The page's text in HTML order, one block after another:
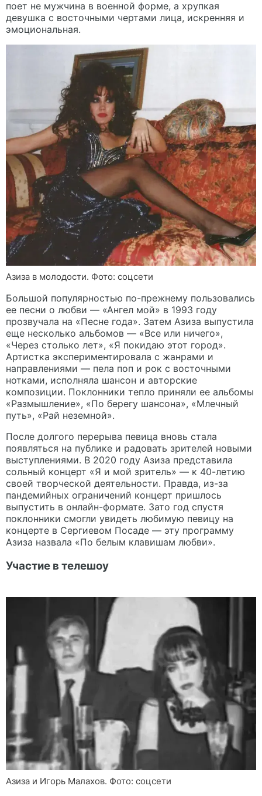
поет не мужчина в военной форме, а хрупкая
девушка с восточными чертами лица, искренняя и
эмоциональная.
Азиза в молодости. Фото: соцсети
Большой популярностью по-прежнему пользовались
ее песни о любви — «Ангел мой» в 1993 году
прозвучала на «Песне года». Затем Азиза выпустила
еще несколько альбомов — «Все или ничего»,
«Через столько лет», «Я покидаю этот город».
Артистка экспериментировала с жанрами и
направлениями — пела поп и рок с восточными
нотками, исполняла шансон и авторские
композиции. Поклонники тепло приняли ее альбомы
«Размышление», «По берегу шансона», «Млечный
путь», «Рай неземной».
После долгого перерыва певица вновь стала
появляться на публике и радовать зрителей новыми
выступлениями. В 2020 году Азиза представила
сольный концерт «Я и мой зритель» — к 40-летию
своей творческой деятельности. Правда, из-за
пандемийных ограничений концерт пришлось
выпустить в онлайн-формате. Зато год спустя
поклонники смогли увидеть любимую певицу на
концерте в Сергиевом Посаде — эту программу
Азиза назвала «По белым клавишам любви».
Участие в телешоу
Азиза и Игорь Малахов. Фото: соцсети